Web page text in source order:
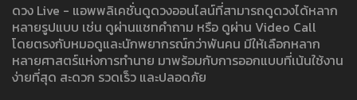
ดวง Live - แอพพลิเคชั่นดูดวงออนไลน์ที่สามารถดูดวงได้หลาก
หลายรูปแบบ เช่น ดูผ่านแชทคำถาม หรือ ดูผ่าน Video Call
โดยตรงกับหมอดูและนักพยากรณ์กว่าพันคน มีให้เลือกหลาก
หลายศาสตร์แห่งการทำนาย มาพร้อมกับการออกแบบที่เน้นใช้งาน
ง่ายที่สุด สะดวก รวดเร็ว และปลอดภัย